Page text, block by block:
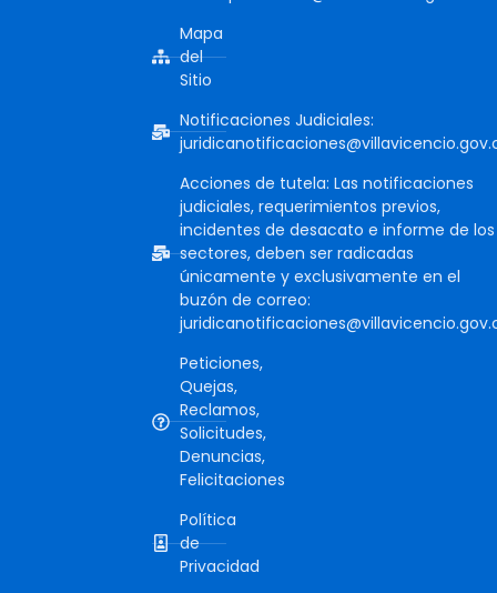
Mapa
del
Sitio
Notificaciones Judiciales:
Acciones de tutela: Las notificaciones
judiciales, requerimientos previos,
incidentes de desacato e informe de los
sectores, deben ser radicadas
únicamente y exclusivamente en el
buzón de correo:
Peticiones,
Quejas,
Reclamos,
Solicitudes,
Denuncias,
Felicitaciones
Política
de
Privacidad